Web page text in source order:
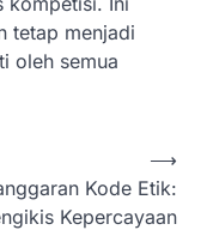
tetap menjadi
oleh semua
Kode Etik:
Kepercayaan
⟶